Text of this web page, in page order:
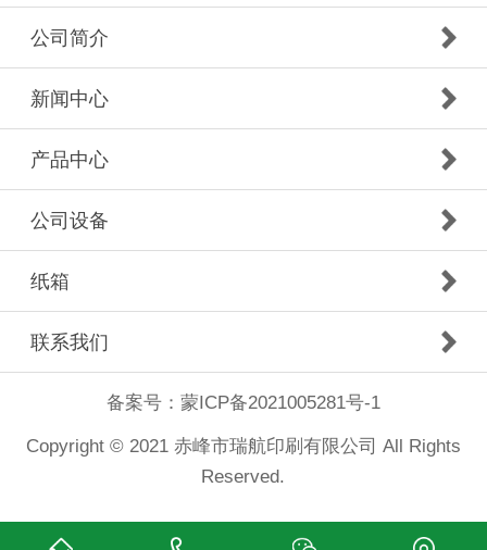
公司简介
新闻中心
产品中心
公司设备
纸箱
联系我们
备案号： 蒙ICP备2021005281号-1
Copyright © 2021 赤峰市瑞航印刷有限公司 All Rights
Reserved.